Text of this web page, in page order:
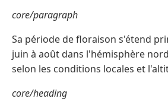
core/paragraph
Sa période de floraison s'étend
juin à août dans l'hémisphère
selon les conditions locales et
core/heading